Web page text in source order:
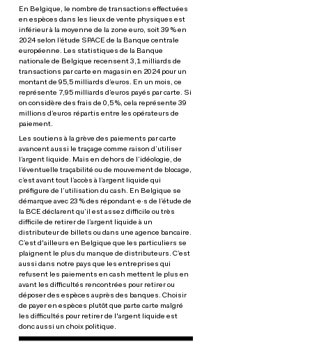
En Belgique, le nombre de transactions effectuées
en espèces dans les lieux de vente physiques est
inférieur à la moyenne de la zone euro, soit 39 % en
2024 selon l’étude SPACE de la Banque centrale
européenne. Les statistiques de la Banque
nationale de Belgique recensent 3,1 milliards de
transactions par carte en magasin en 2024 pour un
montant de 95,5 milliards d’euros. En un mois, ce
représente 7,95 milliards d’euros payés par carte. Si
on considère des frais de 0,5 %, cela représente 39
millions d’euros répartis entre les opérateurs de
paiement.
Les soutiens à la grève des paiements par carte
avancent aussi le traçage comme raison d’utiliser
l’argent liquide. Mais en dehors de l’idéologie, de
l’éventuelle traçabilité ou de mouvement de blocage,
c’est avant tout l’accès à l’argent liquide qui
préfigure de l’utilisation du cash. En Belgique se
démarque avec 23 % des répondant·e·s de l’étude de
la BCE déclarent qu’il est assez difficile ou très
difficile de retirer de l’argent liquide à un
distributeur de billets ou dans une agence bancaire.
C’est d'ailleurs en Belgique que les particuliers se
plaignent le plus du manque de distributeurs. C’est
aussi dans notre pays que les entreprises qui
refusent les paiements en cash mettent le plus en
avant les difficultés rencontrées pour retirer ou
déposer des espèces auprès des banques. Choisir
de payer en espèces plutôt que parte carte malgré
les difficultés pour retirer de l'argent liquide est
donc aussi un choix politique.